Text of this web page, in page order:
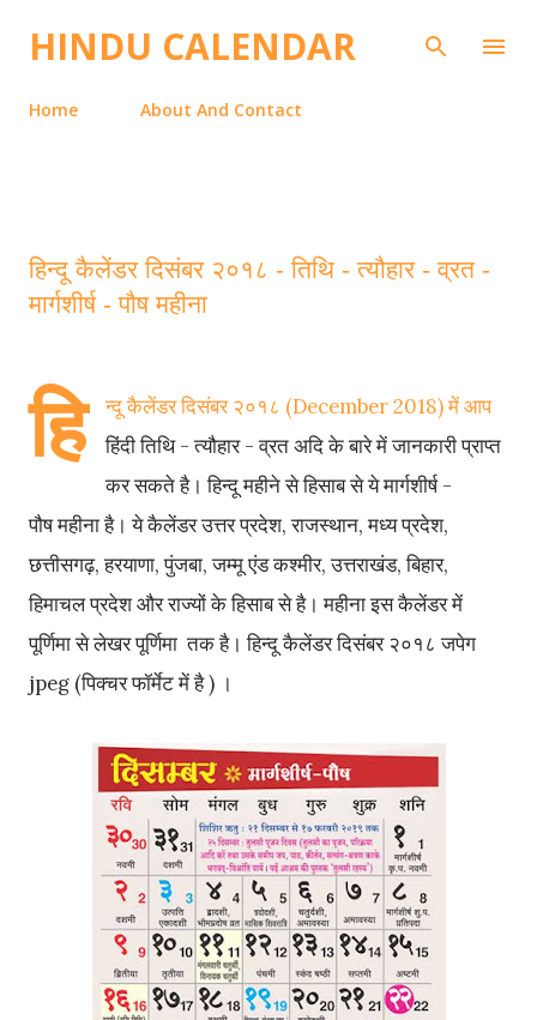
Skip to main content
HINDU CALENDAR
Home About And Contact
हिन्दू कैलेंडर दिसंबर २०१८ - तिथि - त्यौहार - व्रत -
मार्गशीर्ष - पौष महीना
हि
न्दू कैलेंडर दिसंबर २०१८ (December 2018) में आप
हिंदी तिथि - त्यौहार - व्रत अदि के बारे में जानकारी प्राप्त
कर सकते है। हिन्दू महीने से हिसाब से ये मार्गशीर्ष -
पौष महीना है। ये कैलेंडर उत्तर प्रदेश, राजस्थान, मध्य प्रदेश,
छत्तीसगढ़, हरयाणा, पुंजबा, जम्मू एंड कश्मीर, उत्तराखंड, बिहार,
हिमाचल प्रदेश और राज्यों के हिसाब से है। महीना इस कैलेंडर में
पूर्णिमा से लेखर पूर्णिमा तक है। हिन्दू कैलेंडर दिसंबर २०१८ जपेग
jpeg (पिक्चर फॉर्मेट में है ) ।